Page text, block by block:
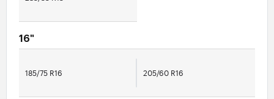
16"
185/75 R16 205/60 R16